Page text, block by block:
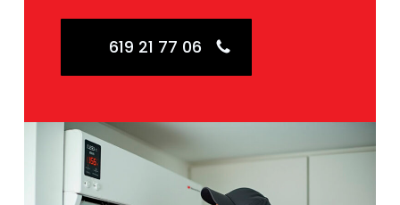
619 21 77 06